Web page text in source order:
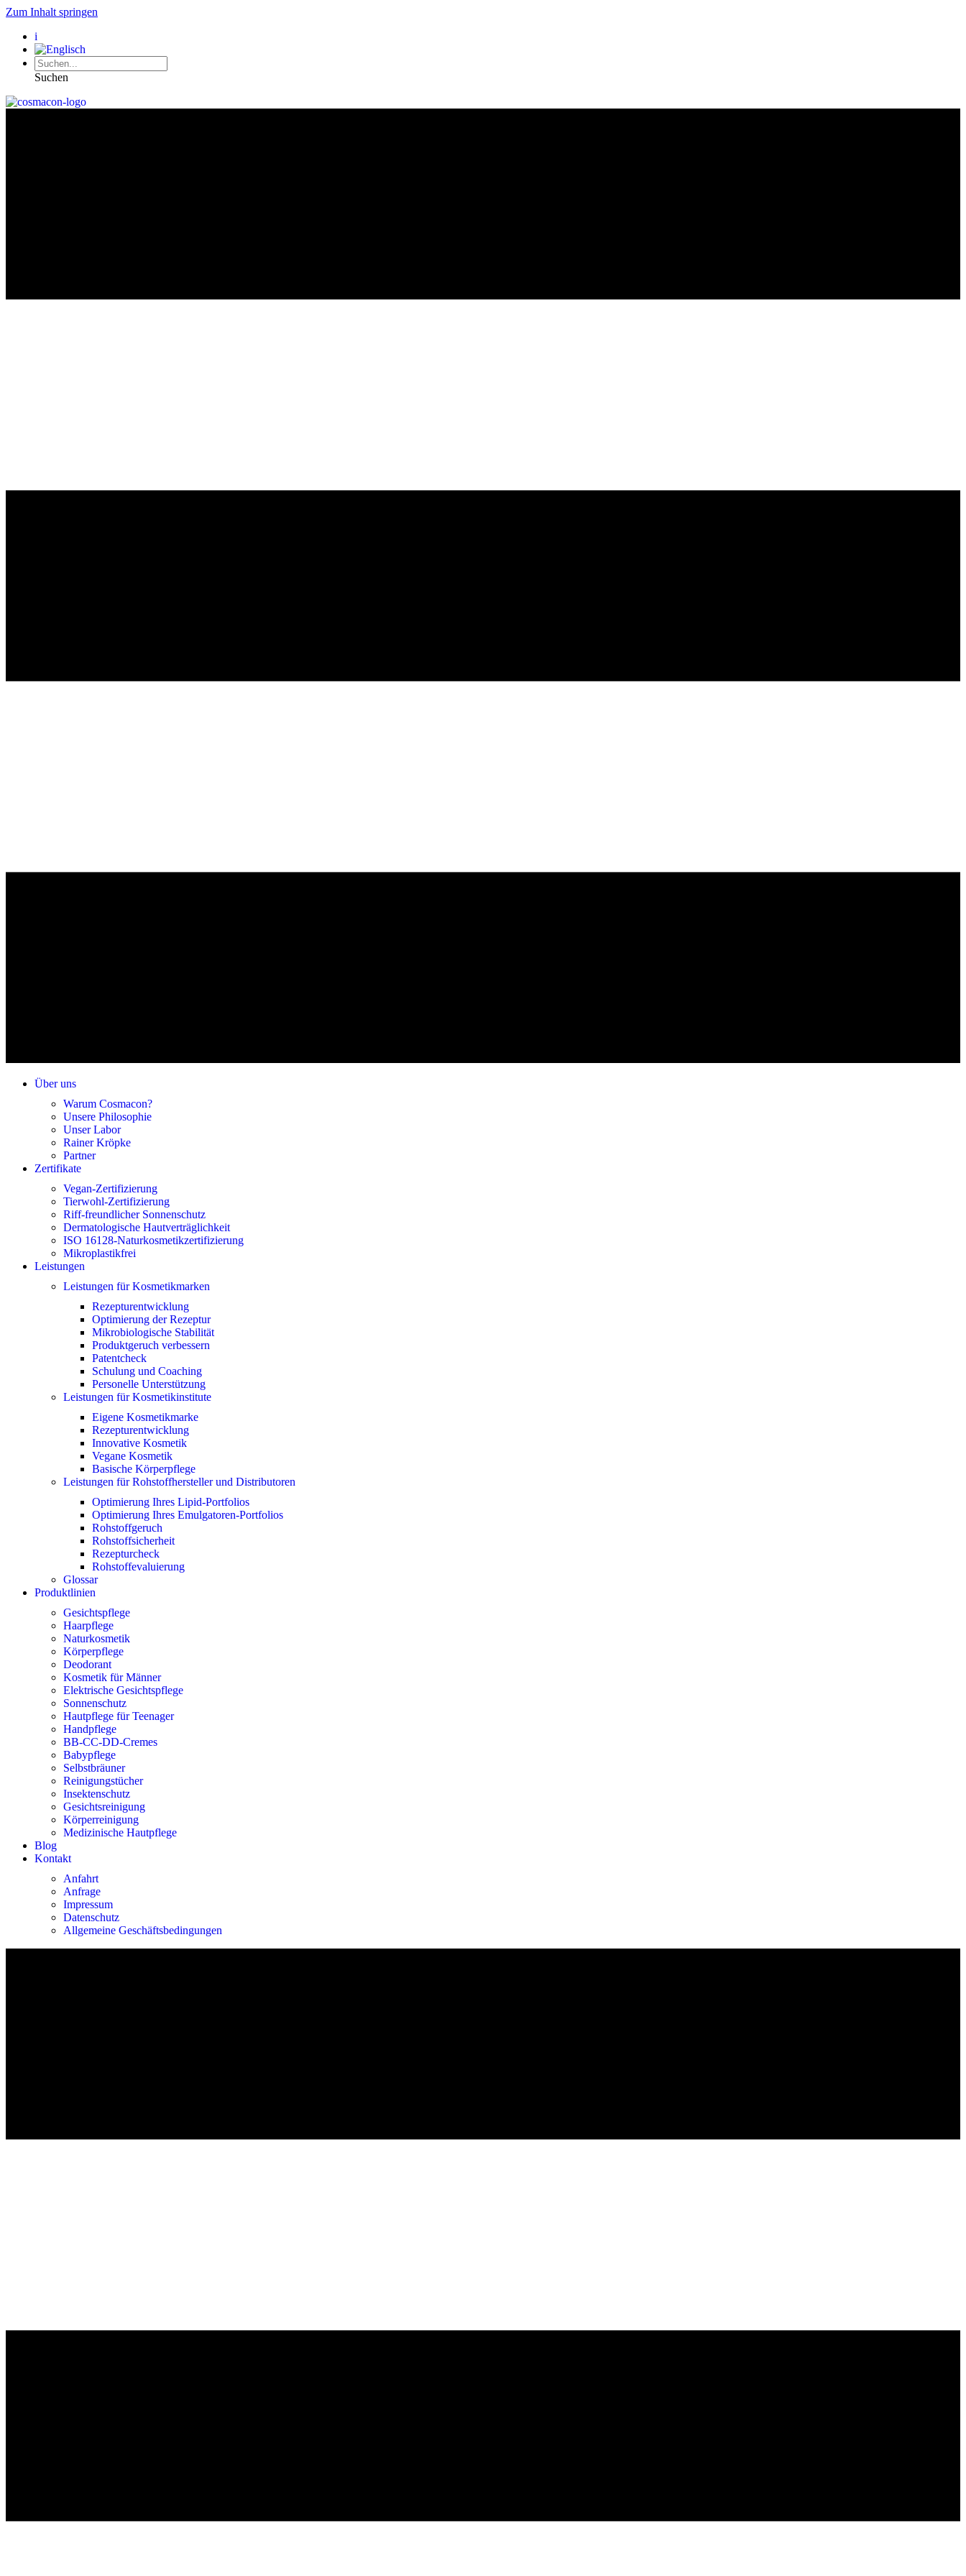
Zum Inhalt springen
i
Suchen
Über uns
Warum Cosmacon?
Unsere Philosophie
Unser Labor
Rainer Kröpke
Partner
Zertifikate
Vegan-Zertifizierung
Tierwohl-Zertifizierung
Riff-freundlicher Sonnenschutz
Dermatologische Hautverträglichkeit
ISO 16128-Naturkosmetikzertifizierung
Mikroplastikfrei
Leistungen
Leistungen für Kosmetikmarken
Rezepturentwicklung
Optimierung der Rezeptur
Mikrobiologische Stabilität
Produktgeruch verbessern
Patentcheck
Schulung und Coaching
Personelle Unterstützung
Leistungen für Kosmetikinstitute
Eigene Kosmetikmarke
Rezepturentwicklung
Innovative Kosmetik
Vegane Kosmetik
Basische Körperpflege
Leistungen für Rohstoffhersteller und Distributoren
Optimierung Ihres Lipid-Portfolios
Optimierung Ihres Emulgatoren-Portfolios
Rohstoffgeruch
Rohstoffsicherheit
Rezepturcheck
Rohstoffevaluierung
Glossar
Produktlinien
Gesichtspflege
Haarpflege
Naturkosmetik
Körperpflege
Deodorant
Kosmetik für Männer
Elektrische Gesichtspflege
Sonnenschutz
Hautpflege für Teenager
Handpflege
BB-CC-DD-Cremes
Babypflege
Selbstbräuner
Reinigungstücher
Insektenschutz
Gesichtsreinigung
Körperreinigung
Medizinische Hautpflege
Blog
Kontakt
Anfahrt
Anfrage
Impressum
Datenschutz
Allgemeine Geschäftsbedingungen